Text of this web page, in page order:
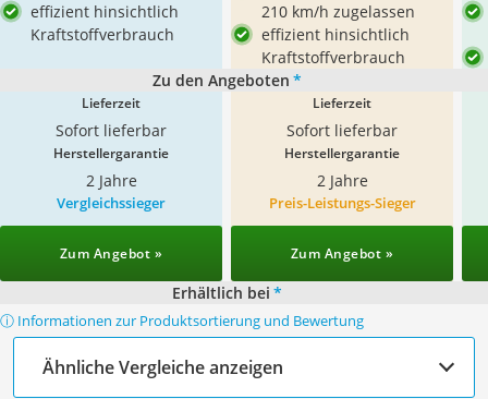
effizient hinsichtlich
Kraftstoffverbrauch
210 km/h zugelassen
effizient hinsichtlich
Kraftstoffverbrauch
Zu den Angeboten *
Lieferzeit
Sofort lieferbar
Lieferzeit
Sofort lieferbar
Herstellergarantie
2 Jahre
Herstellergarantie
2 Jahre
Vergleichssieger
Zum Angebot »
Preis-Leistungs-Sieger
Zum Angebot »
Erhältlich bei *
ⓘ Informationen zur Produktsortierung und Bewertung
Ähnliche Vergleiche anzeigen